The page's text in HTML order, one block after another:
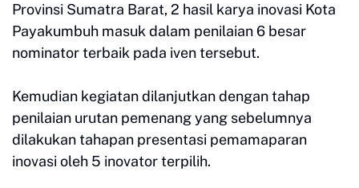
Provinsi Sumatra Barat, 2 hasil karya inovasi Kota
Payakumbuh masuk dalam penilaian 6 besar
nominator terbaik pada iven tersebut.
Kemudian kegiatan dilanjutkan dengan tahap
penilaian urutan pemenang yang sebelumnya
dilakukan tahapan presentasi pemamaparan
inovasi oleh 5 inovator terpilih.